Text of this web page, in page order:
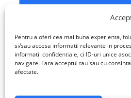
Pentru a oferi cea mai buna experienta,
si/sau accesa informatii relevante in
informatii confidentiale, ci ID-uri unice
navigare. Fara acceptul tau sau cu
afectate.
Echipamente Electrice